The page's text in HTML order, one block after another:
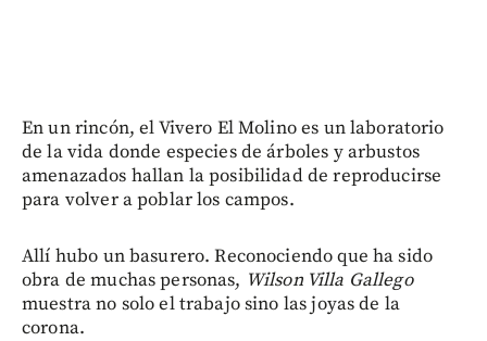
En un rincón, el Vivero El Molino es un laboratorio
de la vida donde especies de árboles y arbustos
amenazados hallan la posibilidad de reproducirse
para volver a poblar los campos.
Allí hubo un basurero. Reconociendo que ha sido
obra de muchas personas, Wilson Villa Gallego
muestra no solo el trabajo sino las joyas de la
corona.